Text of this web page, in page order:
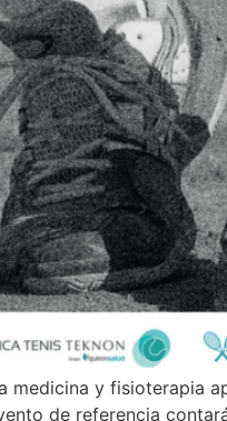
y fisioterapia
de referencia